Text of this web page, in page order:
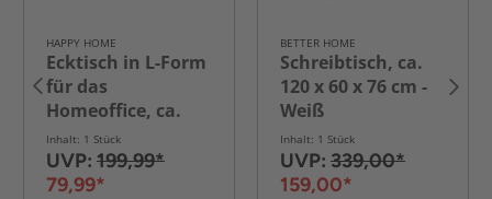
HAPPY HOME
Ecktisch in L-Form
für das
Homeoffice, ca.
120 x 120 x 76 cm –
Schwarz
Inhalt: 1 Stück
UVP: 199,99*
79,99*
BETTER HOME
Schreibtisch, ca.
120 x 60 x 76 cm -
Weiß
Inhalt: 1 Stück
UVP: 339,00*
159,00*